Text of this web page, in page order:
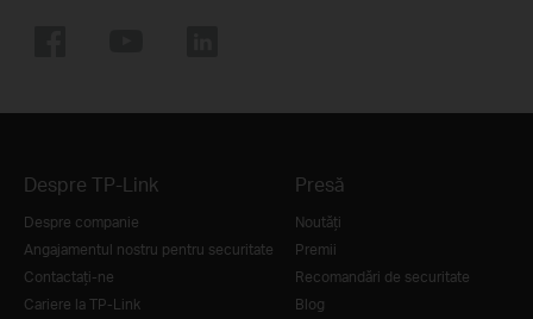
Despre TP-Link
Despre companie
Angajamentul nostru pentru securitate
Contactați-ne
Cariere la TP-Link
Presă
Noutăţi
Premii
Recomandări de securitate
Blog